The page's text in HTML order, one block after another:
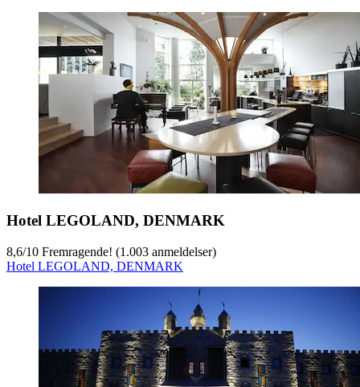
Hotel LEGOLAND, DENMARK
8,6/10 Fremragende! (1.003 anmeldelser)
Hotel LEGOLAND, DENMARK